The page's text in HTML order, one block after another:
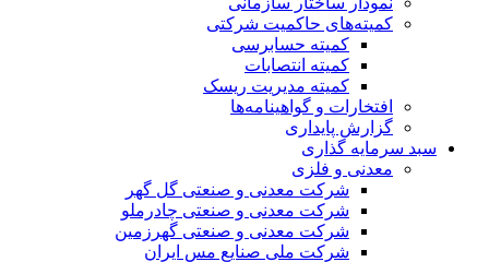
کمیته‌های حاکمیت شرکتی
کمیته حسابرسی
کمیته انتصابات
کمیته مدیریت ریسک
افتخارات و گواهینامه‌ها
گزارش پایداری
سبد سرمایه گذاری
معدنی و فلزی
شرکت معدنی و صنعتی گل گهر
شرکت معدنی و صنعتی چادرملو
شرکت معدنی و صنعتی گهرزمین
شرکت ملی صنایع مس ایران